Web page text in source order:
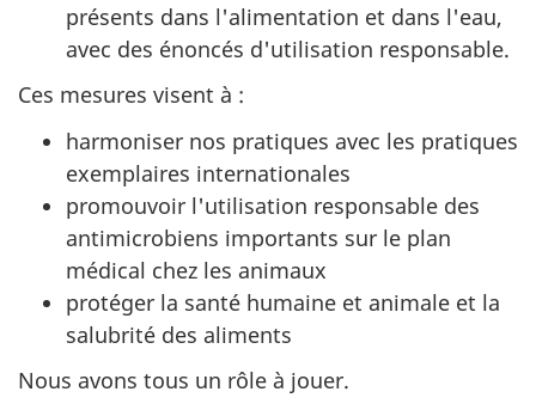
présents dans l'alimentation et dans l'eau,
avec des énoncés d'utilisation responsable.
Ces mesures visent à :
harmoniser nos pratiques avec les pratiques
exemplaires internationales
promouvoir l'utilisation responsable des
antimicrobiens importants sur le plan
médical chez les animaux
protéger la santé humaine et animale et la
salubrité des aliments
Nous avons tous un rôle à jouer.